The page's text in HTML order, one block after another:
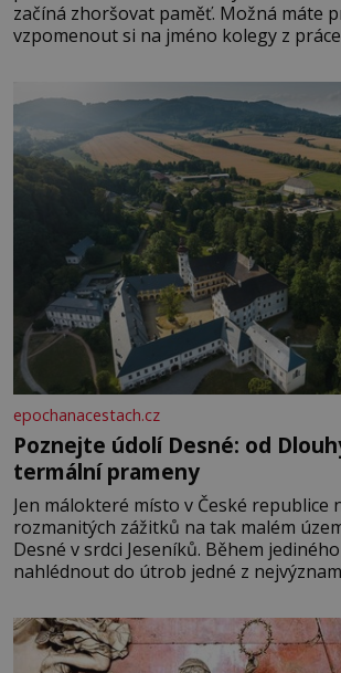
začíná zhoršovat paměť. Možná máte
vzpomenout si na jméno kolegy z
Je to opravdu tak, s věkem jako kdyby
rozhodla stávkovat. Cvičte
epochanacestach.cz
Poznejte údolí Desné: od
termální prameny
Jen málokteré místo v České republice
rozmanitých zážitků na tak malém
Desné v srdci Jeseníků. Během
nahlédnout do útrob jedné z
se na koloběžce a den zakončit
Velkých Losinách nebo v termálním